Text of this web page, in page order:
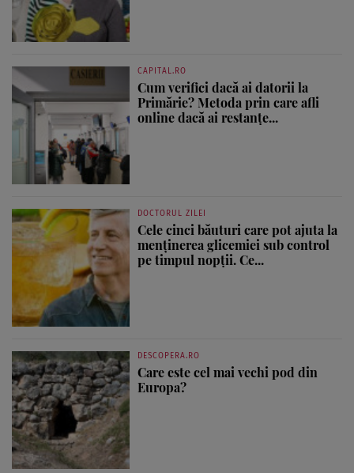
CAPITAL.RO
Cum verifici dacă ai datorii la
Primărie? Metoda prin care afli
online dacă ai restanțe...
DOCTORUL ZILEI
Cele cinci băuturi care pot ajuta la
menținerea glicemiei sub control
pe timpul nopții. Ce...
DESCOPERA.RO
Care este cel mai vechi pod din
Europa?